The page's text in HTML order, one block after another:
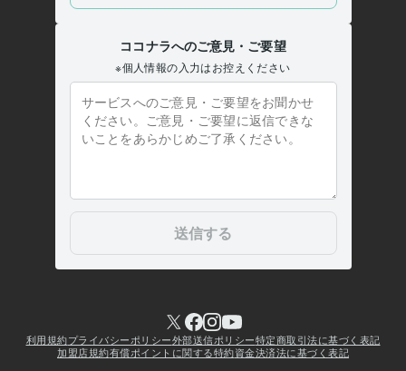
為の方法教えます ■最速プラチナランク！20日間伴走します
電話相談
コーチング カウンセラー 集客
関西大学
大阪府私立上宮高等学校 1983年3月 ~ 1986年2月
人生経歴【自己紹介】part1 人生の主役『うさぴょん』
人生経歴【自己紹介】part3 人生の主役『うさぴょん』(^O^)/
年7月 ~ 現在
人生経歴【自己紹介】part4 人生の主役『うさぴょん』(^O^)/
年7月 ~ 現在
人生経歴【自己紹介】part5 人生の主役『うさぴょん』(^O^)/
1967
人生経歴【自己紹介】part7 人生の主役『うさぴょん』(^O^)/
1967
年7月 ~ 現在